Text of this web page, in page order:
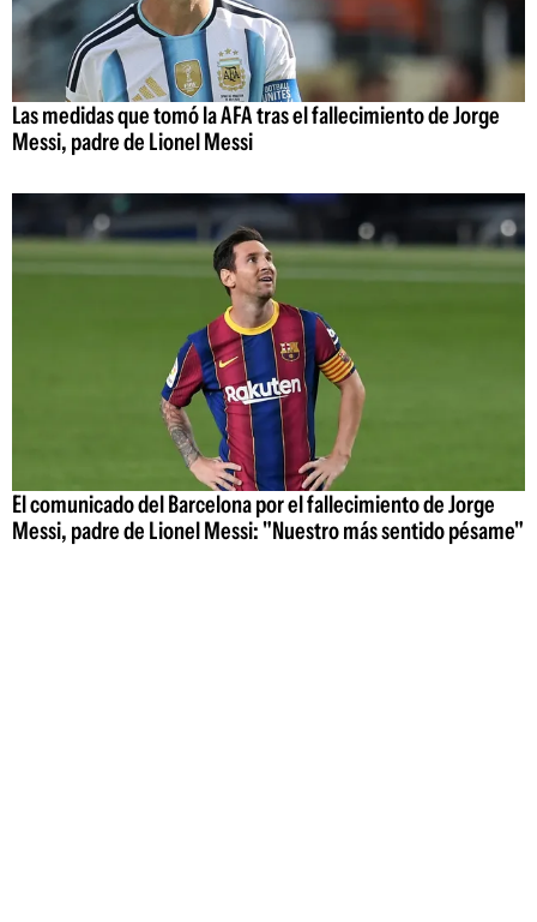
Las medidas que tomó la AFA tras el fallecimiento de Jorge
Messi, padre de Lionel Messi
El comunicado del Barcelona por el fallecimiento de Jorge
Messi, padre de Lionel Messi: "Nuestro más sentido pésame"